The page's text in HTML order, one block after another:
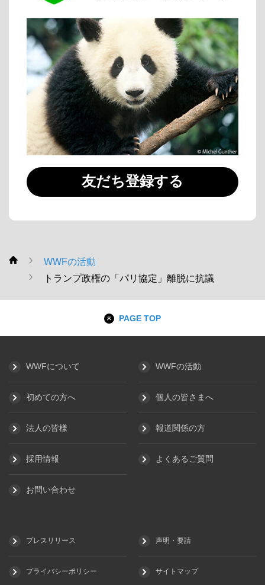
友だち登録する
WWF
WWFの活動
トランプ政権の「パリ協定」離脱に抗議
PAGE TOP
WWFについて WWFの活動
初めての方へ 個人の皆さまへ
法人の皆様 報道関係の方
採用情報 よくあるご質問
お問い合わせ
プレスリリース 声明・要請
プライバシーポリシー サイトマップ